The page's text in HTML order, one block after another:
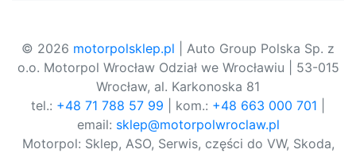
© 2026 motorpolsklep.pl | Auto Group Polska Sp. z
o.o. Motorpol Wrocław Odział we Wrocławiu | 53-015
Wrocław, al. Karkonoska 81
tel.: +48 71 788 57 99 | kom.: +48 663 000 701
email: sklep@motorpolwroclaw.pl
Motorpol: Sklep, ASO, Serwis, części do VW, Skoda,